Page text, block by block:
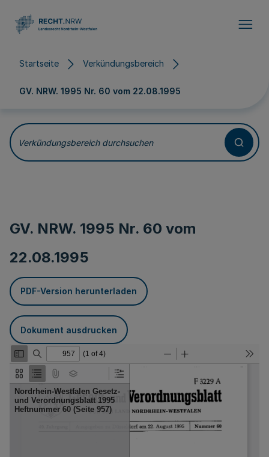
Startseite Verkündungsbereich
GV. NRW. 1995 Nr. 60 vom 22.08.1995
Verkündungsbereich durchsuchen
GV. NRW. 1995 Nr. 60 vom
22.08.1995
PDF-Version herunterladen
Dokument ausdrucken